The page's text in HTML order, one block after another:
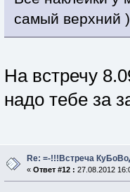
самый верхний
На встречу
надо тебе за
Re: =-!!!Встреча
« Ответ #12 : 27.08.2012